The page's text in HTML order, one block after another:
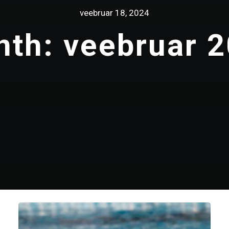
veebruar 18, 2024
veebruar